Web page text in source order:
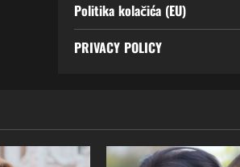
Politika kolačića (EU)
PRIVACY POLICY